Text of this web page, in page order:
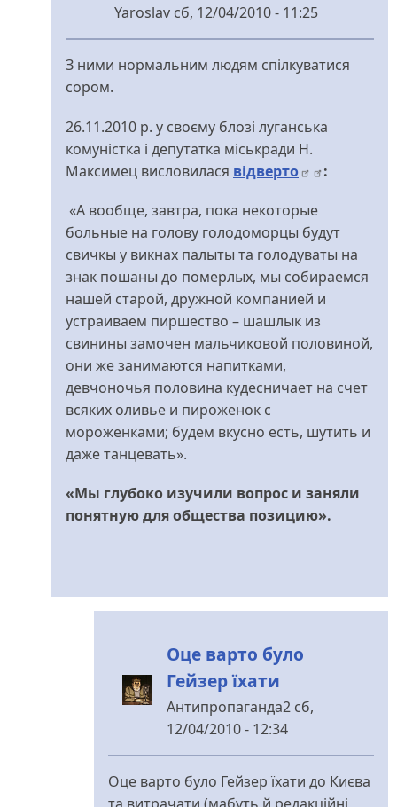
Yaroslav сб, 12/04/2010 - 11:25
У
відповідь
приятно
від
Hyrma
З ними нормальним людям спілкуватися
сором.
26.11.2010 р. у своєму блозі луганська
комуністка і депутатка міськради Н.
Максимец висловилася відверто :
«А вообще, завтра, пока некоторые
больные на голову голодоморцы будут
свичкы у викнах палыты та голодуваты на
знак пошаны до померлых, мы собираемся
нашей старой, дружной компанией и
устраиваем пиршество – шашлык из
свинины замочен мальчиковой половиной,
они же занимаются напитками,
девчоночья половина кудесничает на счет
всяких оливье и пироженок с
мороженками; будем вкусно есть, шутить и
даже танцевать».
«Мы глубоко изучили вопрос и заняли
понятную для общества позицию».
Оце варто було
Гейзер їхати
Антипропаганда2 сб,
12/04/2010 - 12:34
У
відповідь
Оце варто було Гейзер їхати до Києва
та витрачати (мабуть й редакційні